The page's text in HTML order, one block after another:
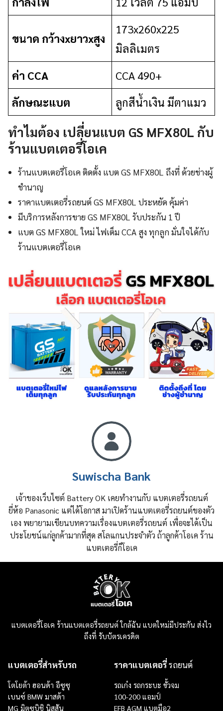
ขนาด กว้างxยาวxสูง
173x260x225
มิลลิเมตร
ค่า CCA
CCA 490+
ลักษณะแบต
ลูกสีน้ำเงิน มีตาแมว
ทำไมต้อง เปลี่ยนแบต GS MFX80L กับ
ร้านแบตเตอรี่โอเค
ร้านแบตเตอรี่โอเค ติดตั้ง แบต GS MFX80L ถึงที่ ด้วยช่างผู้
ชำนาญ
ราคาแบตเตอรี่รถยนต์ GS MFX80L ประหยัด คุ้มค่า
มีบริการหลังการขาย GS MFX80L รับประกัน 1 ปี
แบต GS MFX80L ใหม่ ไฟเต็ม CCA สูง ทุกลูก มั่นใจได้กับ
ร้านแบตเตอรี่โอเค
Suwischa Bank
เจ้าของเว็บไซต์ Battery OK เคยทำงานกับ แบตเตอรี่รถยนต์
ยี่ห้อ Panasonic แต่ได้โอกาส มาเปิดร้านแบตเตอรี่รถยนต์ของตัว
เอง พยายามเขียนบทความเรื่องแบตเตอรี่รถยนต์ เพื่อจะได้เป็น
ประโยชน์แก่ลูกค้ามากที่สุด สโลแกนประจำตัว ถ้าลูกค้าโอเค ร้าน
แบตเตอรี่ก็โอเค
แบตเตอรี่โอเค ร้านแบตเตอรี่รถยนต์ ใกล้ฉัน แบตใหม่มีประกัน ส่งไว
ถึงที่ รับบัตรเครดิต
แบตเตอรี่สำหรับรถ
โตโยต้า ฮอนด้า อีซูซุ
เบนซ์ BMW มาสด้า
MG มิตซูบิชิ นิสสัน
ราคาแบตเตอรี่รถยนต์
รถเก๋ง รถกระบะ ขั้วจม
100-200 แอมป์
EFB AGM แบตมือ2